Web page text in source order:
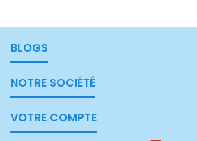
quotidien en une aventure pleine de
BLOGS
NOTRE SOCIÉTÉ
VOTRE COMPTE